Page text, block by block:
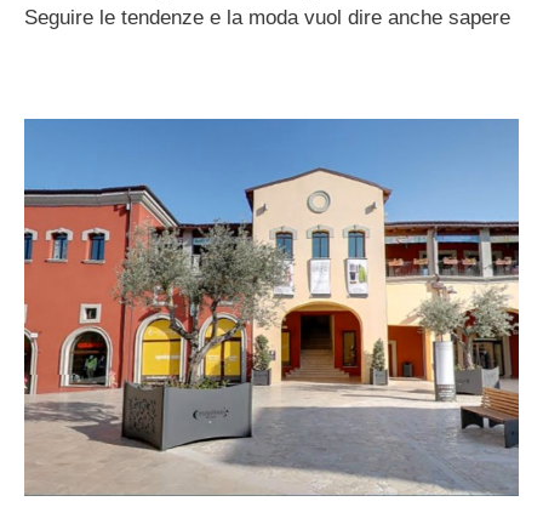
Seguire le tendenze e la moda vuol dire anche sapere